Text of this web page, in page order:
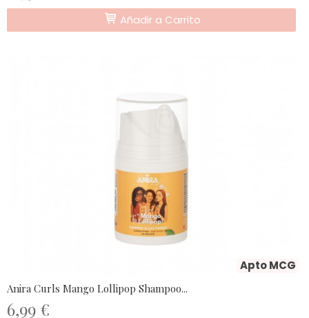
Añadir a Carrito
Apto MCG
Anira Curls Mango Lollipop Shampoo...
6,99 €